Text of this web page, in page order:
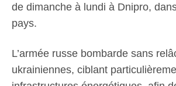
de dimanche à lundi à Dnipro,
pays.
L’armée russe bombarde sans
ukrainiennes, ciblant